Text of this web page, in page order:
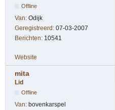
Offline
Van: Odijk
Geregistreerd: 07-03-2007
Berichten: 10541
Website
mita
Lid
Offline
Van: bovenkarspel